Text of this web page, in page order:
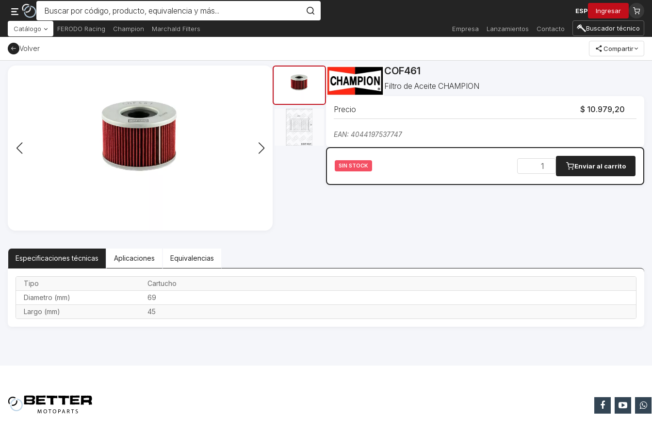
ESP Ingresar
Catálogo FERODO Racing Champion Marchald Filters Empresa Lanzamientos Contacto Buscador técnico
Volver Compartir
COF461
Filtro de Aceite CHAMPION
Precio $ 10.979,20
EAN: 4044197537747
SIN STOCK Enviar al carrito
Especificacionestécnicas Aplicaciones Equivalencias
Tipo
Cartucho
Diametro (mm)
69
Largo (mm)
45